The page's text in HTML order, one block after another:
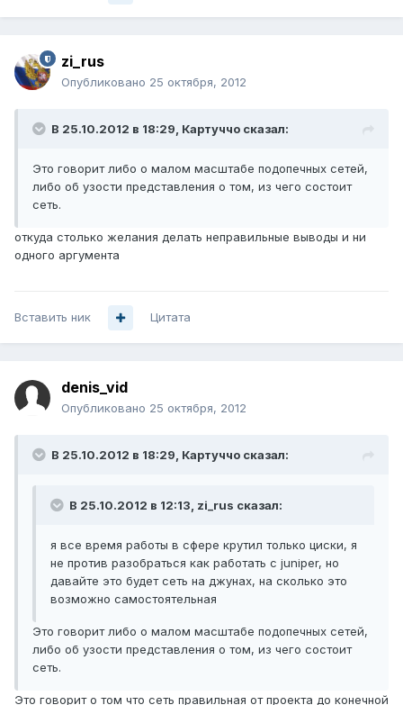
zi_rus
Опубликовано 25 октября, 2012
В 25.10.2012 в 18:29, Картуччо сказал:
Это говорит либо о малом масштабе подопечных сетей,
либо об узости представления о том, из чего состоит
сеть.
откуда столько желания делать неправильные выводы и ни
одного аргумента
Вставить ник Цитата
denis_vid
Опубликовано 25 октября, 2012
В 25.10.2012 в 18:29, Картуччо сказал:
В 25.10.2012 в 12:13, zi_rus сказал:
я все время работы в сфере крутил только циски, я
не против разобраться как работать с juniper, но
давайте это будет сеть на джунах, на сколько это
возможно самостоятельная
Это говорит либо о малом масштабе подопечных сетей,
либо об узости представления о том, из чего состоит
сеть.
Это говорит о том что сеть правильная от проекта до конечной